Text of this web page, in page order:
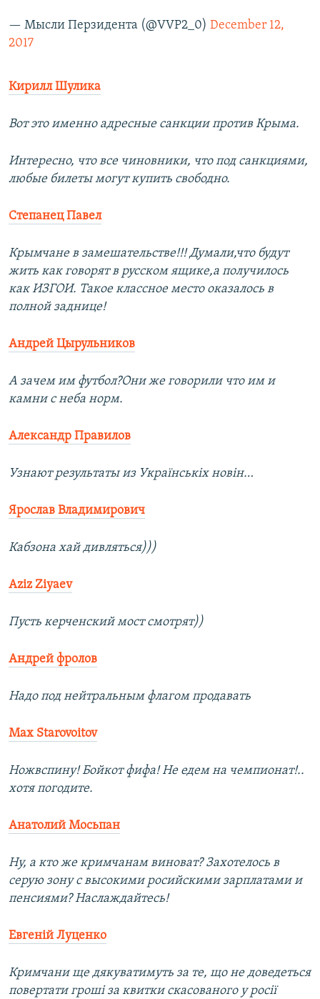
— Мысли Перзидента (@VVP2_0) December 12,
2017
Кирилл Шулика
Вот это именно адресные санкции против Крыма.
Интересно, что все чиновники, что под санкциями,
любые билеты могут купить свободно.
Степанец Павел
Крымчане в замешательстве!!! Думали,что будут
жить как говорят в русском ящике,а получилось
как ИЗГОИ. Такое классное место оказалось в
полной заднице!
Андрей Цырульников
А зачем им футбол?Они же говорили что им и
камни с неба норм.
Александр Правилов
Узнают результаты из Українськіх новін…
Ярослав Владимирович
Кабзона хай дивляться)))
Aziz Ziyaev
Пусть керченский мост смотрят))
Андрей фролов
Надо под нейтральным флагом продавать
Max Starovoitov
Ножвспину! Бойкот фифа! Не едем на чемпионат!..
хотя погодите.
Анатолий Мосьпан
Ну, а кто же кримчанам виноват? Захотелось в
серую зону с высокими росийскими зарплатами и
пенсиями? Наслаждайтесь!
Евгеній Луценко
Кримчани ще дякуватимуть за те, що не доведеться
повертати гроші за квитки скасованого у росії